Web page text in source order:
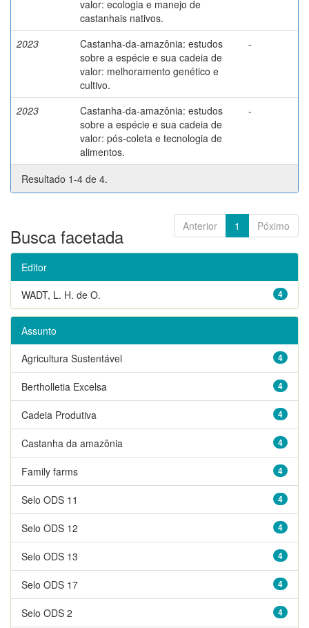
valor: ecologia e manejo de
castanhais nativos.
2023
Castanha-da-amazônia: estudos
sobre a espécie e sua cadeia de
valor: melhoramento genético e
cultivo.
-
2023
Castanha-da-amazônia: estudos
sobre a espécie e sua cadeia de
valor: pós-coleta e tecnologia de
alimentos.
-
Resultado 1-4 de 4.
Anterior 1 Póximo
Busca facetada
Editor
4
WADT, L. H. de O.
Assunto
4
Agricultura Sustentável
4
Bertholletia Excelsa
4
Cadeia Produtiva
4
Castanha da amazônia
4
Family farms
4
Selo ODS 11
4
Selo ODS 12
4
Selo ODS 13
4
Selo ODS 17
4
Selo ODS 2